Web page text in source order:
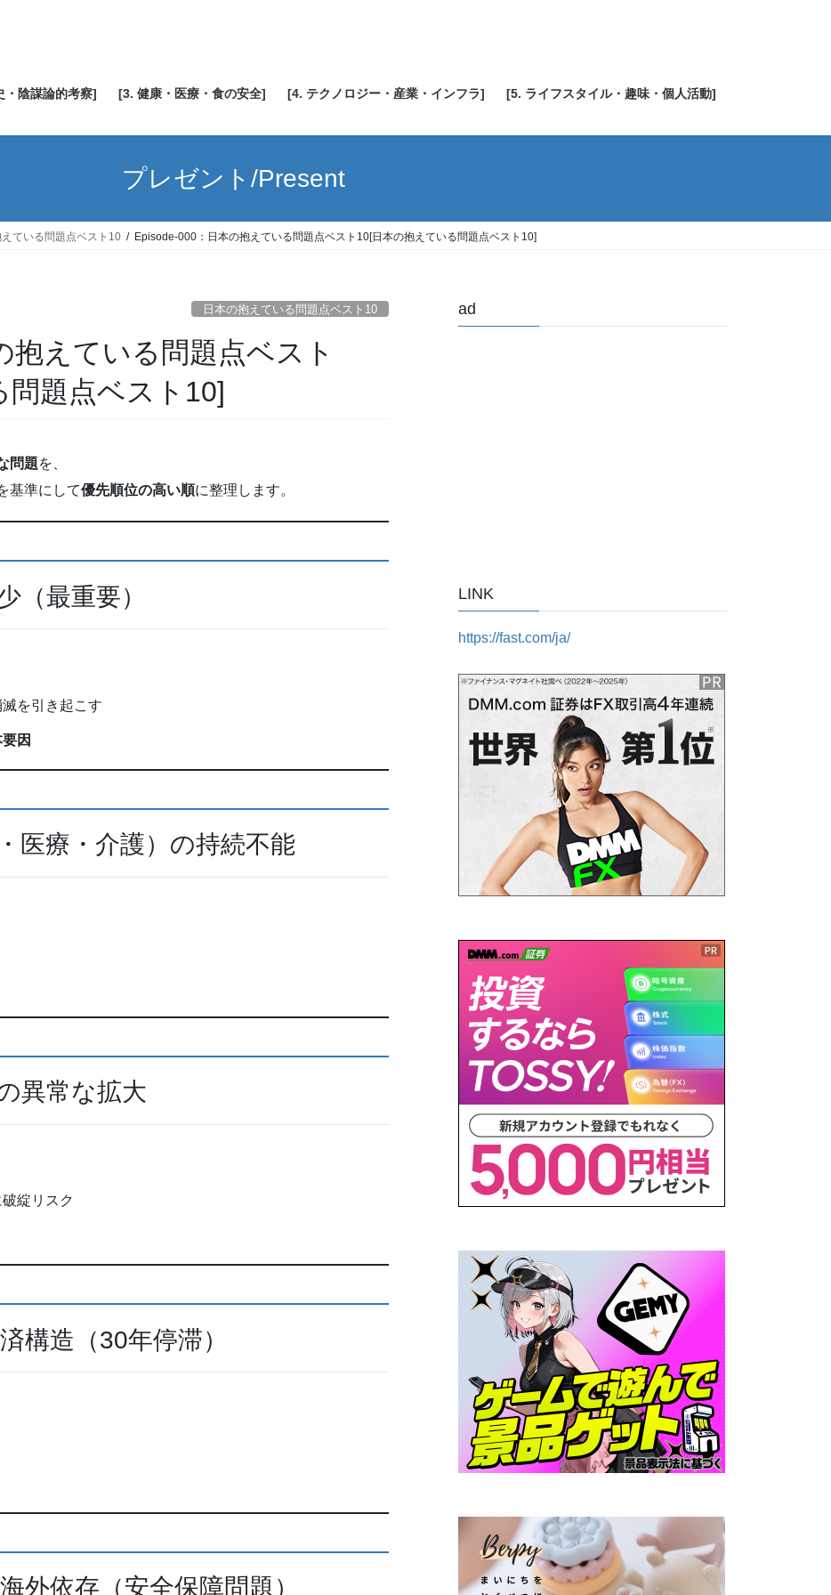
・陰謀論的考察] [3. 健康・医療・食の安全] [4. テクノロジー・産業・インフラ] [5. ライフスタイル・趣味・個人活動]
プレゼント/Present
えている問題点ベスト10 Episode-000：日本の抱えている問題点ベスト10[日本の抱えている問題点ベスト10]
日本の抱えている問題点ベスト10
抱えている問題点ベスト
問題点ベスト10]
問題を、
基準にして優先順位の高い順に整理します。
（最重要）
を引き起こす
因
医療・介護）の持続不能
異常な拡大
綻リスク
構造（30年停滞）
依存（安全保障問題）
ad
LINK
https://fast.com/ja/